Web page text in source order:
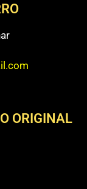
ORIGINAL